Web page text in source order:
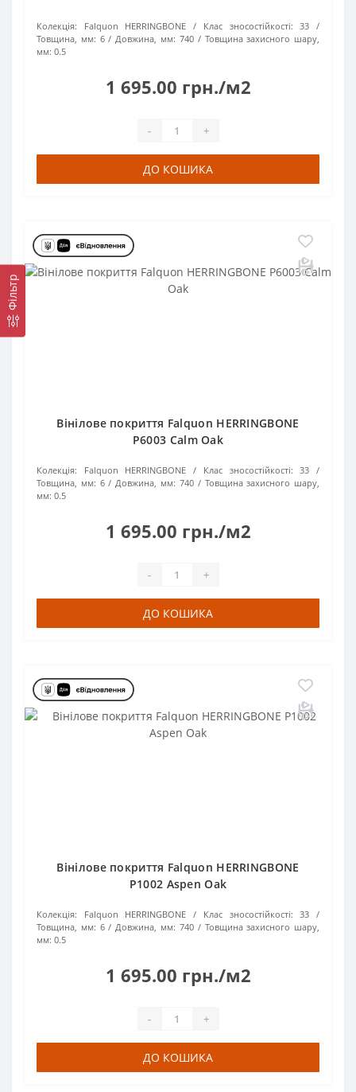
Фільтр
Колекція: Falquon HERRINGBONE Клас зносостійкості:
33
Товщина, мм: 6 Довжина, мм: 740
Товщина захисного шару,
мм: 0.5
1 695.00 грн./м2
- +
ДО КОШИКА
Вінілове покриття Falquon HERRINGBONE
P6003 Calm Oak
Колекція: Falquon HERRINGBONE Клас зносостійкості:
33
Товщина, мм: 6 Довжина, мм: 740
Товщина захисного шару,
мм: 0.5
1 695.00 грн./м2
- +
ДО КОШИКА
Вінілове покриття Falquon HERRINGBONE
Р1002 Aspen Oak
Колекція: Falquon HERRINGBONE Клас зносостійкості:
33
Товщина, мм: 6 Довжина, мм: 740
Товщина захисного шару,
мм: 0.5
1 695.00 грн./м2
- +
ДО КОШИКА